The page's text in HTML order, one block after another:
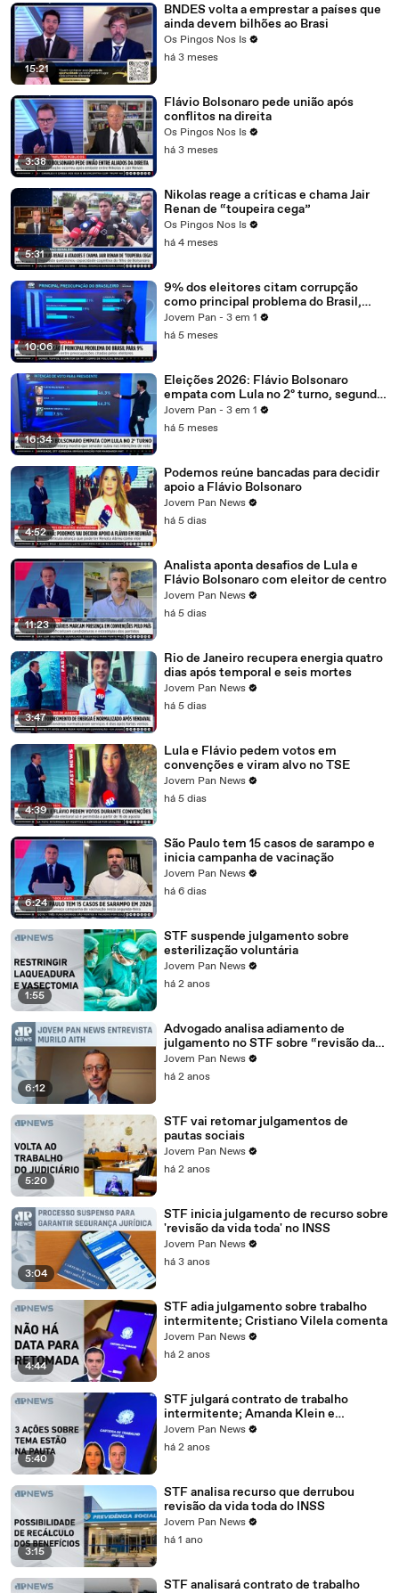
15:21
BNDES volta a emprestar a países que
ainda devem bilhões ao Brasi
Os Pingos Nos Is
há 3 meses
3:38
Flávio Bolsonaro pede união após
conflitos na direita
Os Pingos Nos Is
há 3 meses
5:31
Nikolas reage a críticas e chama Jair
Renan de “toupeira cega”
Os Pingos Nos Is
há 4 meses
10:06
9% dos eleitores citam corrupção
como principal problema do Brasil,
segundo Datafolha
Jovem Pan - 3 em 1
há 5 meses
16:34
Eleições 2026: Flávio Bolsonaro
empata com Lula no 2º turno, segundo
Atlas/Bloomberg
Jovem Pan - 3 em 1
há 5 meses
4:52
Podemos reúne bancadas para decidir
apoio a Flávio Bolsonaro
Jovem Pan News
há 5 dias
11:23
Analista aponta desafios de Lula e
Flávio Bolsonaro com eleitor de centro
Jovem Pan News
há 5 dias
3:47
Rio de Janeiro recupera energia quatro
dias após temporal e seis mortes
Jovem Pan News
há 5 dias
4:39
Lula e Flávio pedem votos em
convenções e viram alvo no TSE
Jovem Pan News
há 5 dias
6:24
São Paulo tem 15 casos de sarampo e
inicia campanha de vacinação
Jovem Pan News
há 6 dias
1:55
STF suspende julgamento sobre
esterilização voluntária
Jovem Pan News
há 2 anos
6:12
Advogado analisa adiamento de
julgamento no STF sobre “revisão da
vida toda”
Jovem Pan News
há 2 anos
5:20
STF vai retomar julgamentos de
pautas sociais
Jovem Pan News
há 2 anos
3:04
STF inicia julgamento de recurso sobre
'revisão da vida toda' no INSS
Jovem Pan News
há 3 anos
4:44
STF adia julgamento sobre trabalho
intermitente; Cristiano Vilela comenta
Jovem Pan News
há 2 anos
5:40
STF julgará contrato de trabalho
intermitente; Amanda Klein e
Cristiano Beraldo analisam
Jovem Pan News
há 2 anos
3:15
STF analisa recurso que derrubou
revisão da vida toda do INSS
Jovem Pan News
há 1 ano
STF analisará contrato de trabalho